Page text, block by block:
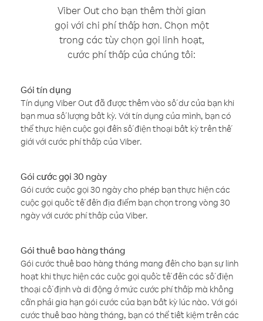
Viber Out cho bạn thêm thời gian
gọi với chi phí thấp hơn. Chọn một
trong các tùy chọn gọi linh hoạt,
cước phí thấp của chúng tôi:
Gói tín dụng
Tín dụng Viber Out đã được thêm vào số dư của bạn khi
bạn mua số lượng bất kỳ. Với tín dụng của mình, bạn có
thể thực hiện cuộc gọi đến số điện thoại bất kỳ trên thế
giới với cước phí thấp của Viber.
Gói cước gọi 30 ngày
Gói cước cuộc gọi 30 ngày cho phép bạn thực hiện các
cuộc gọi quốc tế đến địa điểm bạn chọn trong vòng 30
ngày với cước phí thấp của Viber.
Gói thuê bao hàng tháng
Gói cước thuê bao hàng tháng mang đến cho bạn sự linh
hoạt khi thực hiện các cuộc gọi quốc tế đến các số điện
thoại cố định và di động ở mức cước phí thấp mà không
cần phải gia hạn gói cước của bạn bất kỳ lúc nào. Với gói
cước thuê bao hàng tháng, bạn có thể tiết kiệm trên các